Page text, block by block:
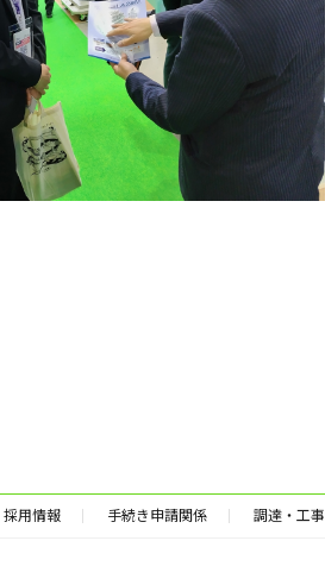
採用情報 手続き申請関係 調達・工